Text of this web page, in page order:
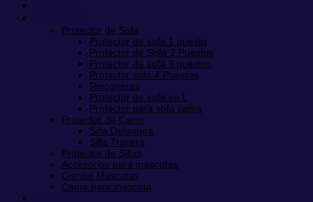
Protector de Sofá
Protector de sofá 1 puesto
Protector de Sofá 2 Puestos
Protector de sofá 3 puestos
Protector sofá 4 Puestos
Rinconeras
Protector de sofá en L
Protector para sofá cama
Protector de Carro
Silla Delantera
Silla Trasera
Protector de Sillas
Accesorios para mascotas
Combo Mascotas
Cama para mascota